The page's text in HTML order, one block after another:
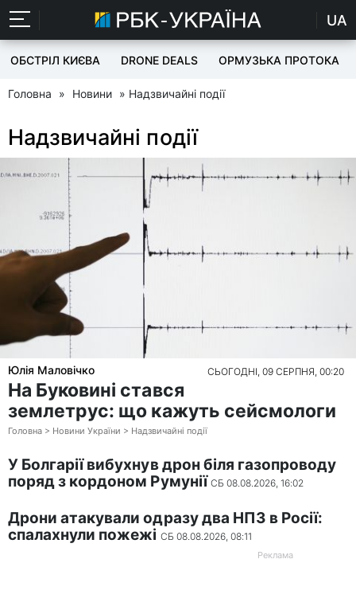
UA
ОБСТРІЛ КИЄВА DRONE DEALS ОРМУЗЬКА ПРОТОКА
Головна » Новини » Надзвичайні події
Надзвичайні події
СЬОГОДНІ, 09 СЕРПНЯ, 00:20
Юлія Маловічко
На Буковині стався
землетрус: що кажуть сейсмологи
Головна > Новини України > Надзвичайні події
У Болгарії вибухнув дрон біля газопроводу
поряд з кордоном Румунії СБ 08.08.2026, 16:02
Дрони атакували одразу два НПЗ в Росії:
спалахнули пожежі СБ 08.08.2026, 08:11